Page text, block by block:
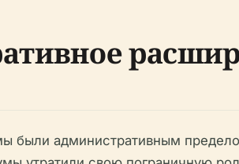
были административным